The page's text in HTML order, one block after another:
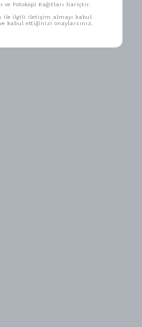
ve Fotokopi Kağıtları hariçtir.
ile ilgili iletişim almayı kabul
kabul ettiğinizi onaylarsınız.